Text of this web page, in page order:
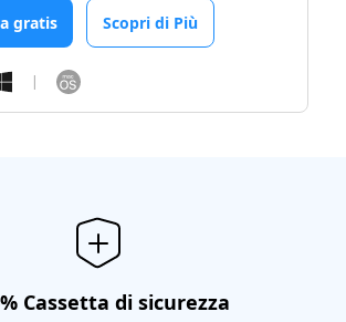
gratis Scopri di Più
|
Cassetta di sicurezza